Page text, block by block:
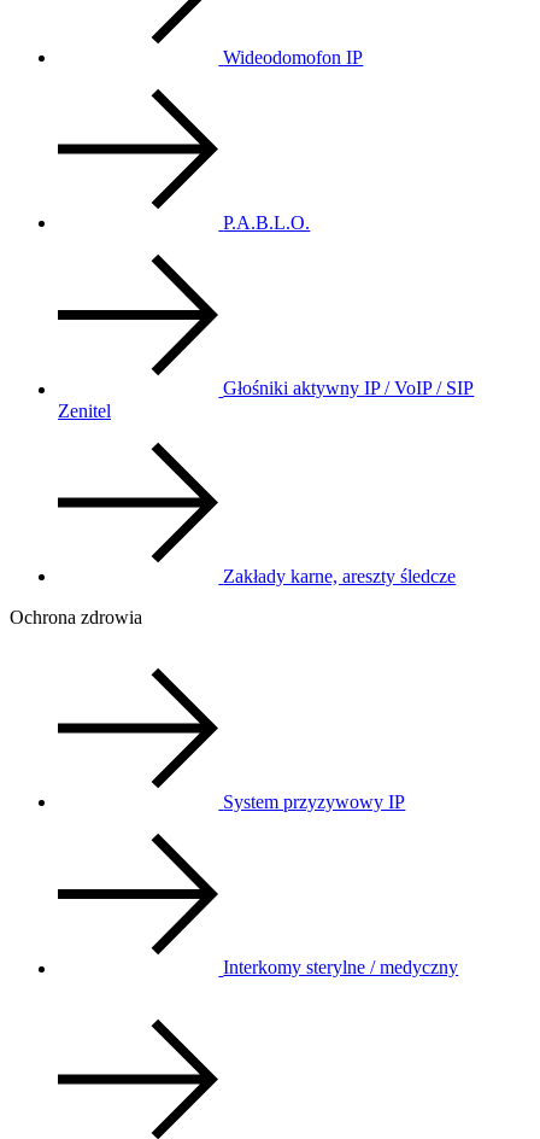
Wideodomofon IP
P.A.B.L.O.
Głośniki aktywny IP / VoIP / SIP
Zenitel
Zakłady karne, areszty śledcze
Ochrona zdrowia
System przyzywowy IP
Interkomy sterylne / medyczny